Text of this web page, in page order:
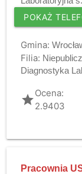
POKAŻ
Gmina:
Filia:
Diagnostyka
gradeOcena:
2.9403
Pracownia